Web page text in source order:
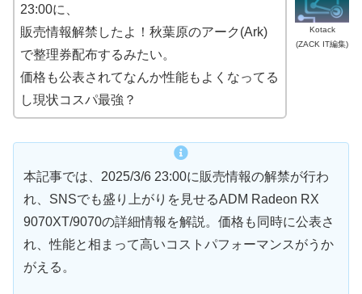
Kotack
(ZACK IT編集)
23:00に、
販売情報解禁したよ！秋葉原のアーク(Ark)
で整理券配布するみたい。
価格も公表されてなんか性能もよくなってる
し現状コスパ最強？
本記事では、2025/3/6 23:00に販売情報の解禁が行わ
れ、SNSでも盛り上がりを見せるADM Radeon RX
9070XT/9070の詳細情報を解説。価格も同時に公表さ
れ、性能と相まって高いコストパフォーマンスがうか
がえる。